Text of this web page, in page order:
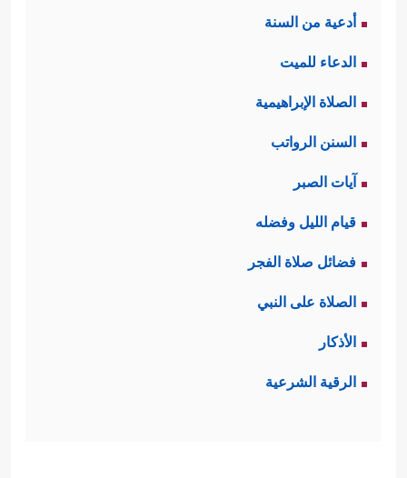
أدعية من السنة
الدعاء للميت
الصلاة الإبراهيمية
السنن الرواتب
آيات الصبر
قيام الليل وفضله
فضائل صلاة الفجر
الصلاة على النبي
الأذكار
الرقية الشرعية